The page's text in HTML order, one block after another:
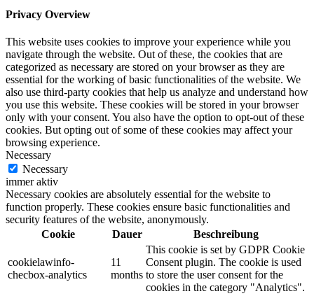
Privacy Overview
This website uses cookies to improve your experience while you
navigate through the website. Out of these, the cookies that are
categorized as necessary are stored on your browser as they are
essential for the working of basic functionalities of the website. We
also use third-party cookies that help us analyze and understand how
you use this website. These cookies will be stored in your browser
only with your consent. You also have the option to opt-out of these
cookies. But opting out of some of these cookies may affect your
browsing experience.
Necessary
Necessary
immer aktiv
Necessary cookies are absolutely essential for the website to
function properly. These cookies ensure basic functionalities and
security features of the website, anonymously.
Cookie
Dauer Beschreibung
cookielawinfo-
checbox-analytics
11
months
This cookie is set by GDPR Cookie
Consent plugin. The cookie is used
to store the user consent for the
cookies in the category "Analytics".